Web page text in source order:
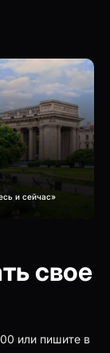
и сейчас»
свое
или пишите в